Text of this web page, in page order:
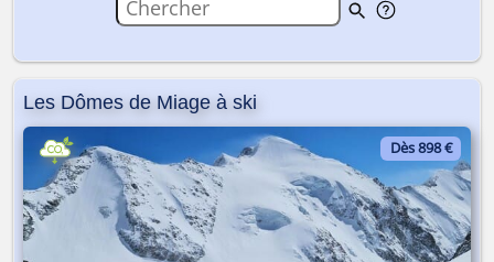
Les Dômes de Miage à ski
Dès 898 €